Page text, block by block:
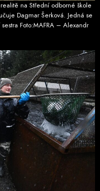
na Střední odborné škole
Dagmar Šerková. Jedná se
Foto:MAFRA – Alexandr